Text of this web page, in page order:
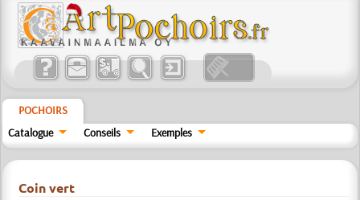
POCHOIRS
Catalogue
Conseils Exemples
Coin vert